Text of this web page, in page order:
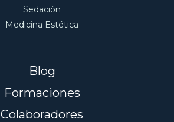
Sedación
Medicina Estética
Blog
Formaciones
Colaboradores